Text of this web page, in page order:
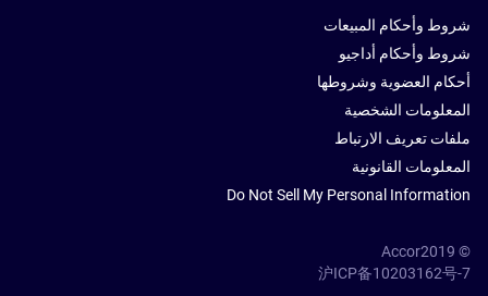
شروط وأحكام المبيعات
شروط وأحكام أداجيو
أحكام العضوية وشروطها
المعلومات الشخصية
ملفات تعريف الارتباط
المعلومات القانونية
Do Not Sell My Personal Information
© Accor2019
沪ICP备10203162号-7